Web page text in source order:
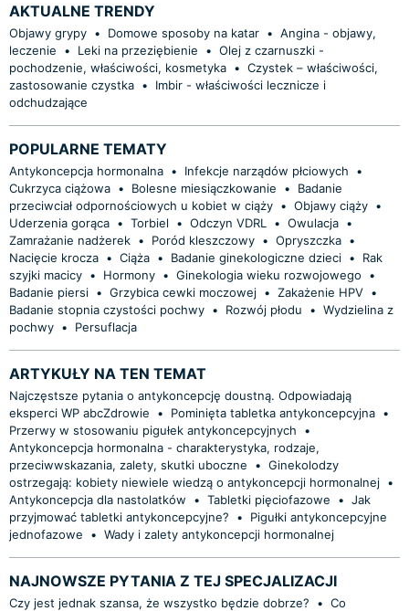
AKTUALNE TRENDY
Objawy grypy • Domowe sposoby na katar • Angina - objawy,
leczenie
• Leki na przeziębienie • Olej z czarnuszki -
pochodzenie, właściwości, kosmetyka • Czystek – właściwości,
zastosowanie czystka •
Imbir - właściwości lecznicze i
odchudzające
POPULARNE TEMATY
Antykoncepcja hormonalna • Infekcje narządów płciowych
•
Cukrzyca ciążowa • Bolesne miesiączkowanie •
Badanie
przeciwciał odpornościowych u kobiet w ciąży • Objawy ciąży •
Uderzenia gorąca • Torbiel • Odczyn VDRL • Owulacja •
Zamrażanie nadżerek • Poród kleszczowy • Opryszczka •
Nacięcie krocza • Ciąża • Badanie ginekologiczne dzieci •
Rak
szyjki macicy • Hormony • Ginekologia wieku rozwojowego
•
Badanie piersi • Grzybica cewki moczowej • Zakażenie HPV •
Badanie stopnia czystości pochwy • Rozwój płodu • Wydzielina z
pochwy • Persuflacja
ARTYKUŁY NA TEN TEMAT
Najczęstsze pytania o antykoncepcję doustną. Odpowiadają
eksperci WP abcZdrowie
• Pominięta tabletka antykoncepcyjna •
Przerwy w stosowaniu pigułek antykoncepcyjnych
•
Antykoncepcja hormonalna - charakterystyka, rodzaje,
przeciwwskazania, zalety, skutki uboczne
• Ginekolodzy
ostrzegają: kobiety niewiele wiedzą o antykoncepcji hormonalnej •
Antykoncepcja dla nastolatków
• Tabletki pięciofazowe • Jak
przyjmować tabletki antykoncepcyjne?
•
Pigułki antykoncepcyjne
jednofazowe
• Wady i zalety antykoncepcji hormonalnej
NAJNOWSZE PYTANIA Z TEJ SPECJALIZACJI
Czy jest jednak szansa, że wszystko będzie dobrze? • Co